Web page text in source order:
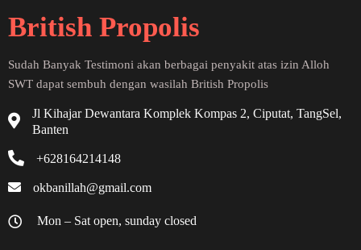
British Propolis
Sudah Banyak Testimoni akan berbagai penyakit atas izin Alloh
SWT dapat sembuh dengan wasilah British Propolis
Jl Kihajar Dewantara Komplek Kompas 2, Ciputat, TangSel,
Banten
+628164214148
okbanillah@gmail.com
Mon – Sat open, sunday closed